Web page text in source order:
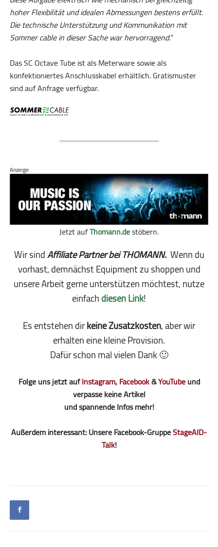
hoher Flexibilität und idealen Abmessungen bestens erfüllt.
Die technische Unterstützung und Kommunikation mit
Sommer cable in dieser Sache war hervorragend.“
Das SC Octave Tube ist als Meterware sowie als
konfektioniertes Anschlusskabel erhältlich. Gratismuster
sind auf Anfrage verfügbar.
Anzeige
Jetzt aufThomann.destöbern.
Wir sindAffiliate Partner bei THOMANN.Wenn du
vorhast, demnächst Equipment zu shoppen und
unsere Arbeit gerne unterstützen möchtest, nutze
einfachdiesen Link!
Es entstehen dirkeine Zusatzkosten, aber wir
erhalten eine kleine Pro­vi­sion.
Dafür schon mal vielen Dank 🙂
Folge uns jetzt aufInstagram,Facebook&YouTubeund
verpasse keine Artikel
und spannende Infos mehr!
Außerdem interessant: Unsere Facebook-GruppeStageAID-
Talk!